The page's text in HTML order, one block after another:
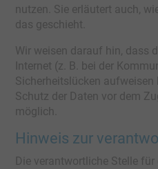
nutzen. Sie erläutert auch,
das geschieht.
Wir weisen darauf hin, dass
Internet (z. B. bei der
Sicherheitslücken aufweisen
Schutz der Daten vor dem
möglich.
Hinweis zur
Die verantwortliche Stelle